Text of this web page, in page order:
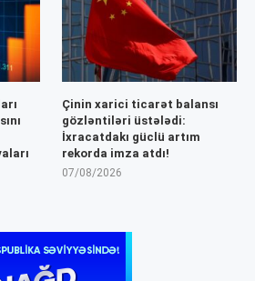
Çinin xarici ticarət balansı
gözləntiləri üstələdi:
İxracatdakı güclü artım
rekorda imza atdı!
07/08/2026